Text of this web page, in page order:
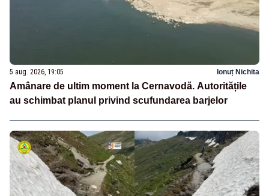
5 aug. 2026, 19:05 Ionuț Nichita
Amânare de ultim moment la Cernavodă. Autoritățile
au schimbat planul privind scufundarea barjelor